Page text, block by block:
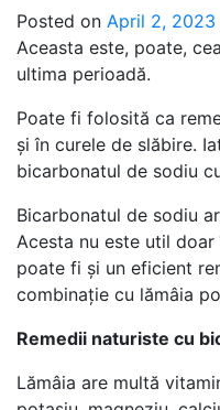
Posted on April 2, 2023
Aceasta este, poate,
ultima perioadă.
Poate fi folosită ca
și în curele de slăbire.
bicarbonatul de sodiu
Bicarbonatul de sodiu
Acesta nu este util
poate fi și un eficient
combinație cu lămâia
Remedii naturiste cu
Lămâia are multă